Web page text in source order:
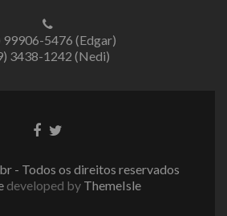
99906-5476 (Edgar)
3438-1242 (Nedi)
LinkLink
- Todos os direitos reservados
developed by ThemeIsle